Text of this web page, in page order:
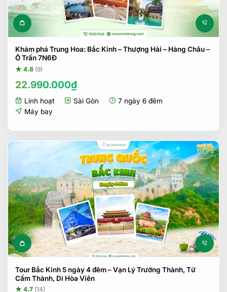
Khám phá Trung Hoa: Bắc Kinh – Thượng Hải – Hàng Châu –
Ô Trấn 7N6Đ
★ 4.8 (9)
22.990.000₫
Linh hoạt Sài Gòn
7 ngày 6 đêm
Máy bay
Tour Bắc Kinh 5 ngày 4 đêm – Vạn Lý Trường Thành, Tử
Cấm Thành, Di Hòa Viên
★ 4.7 (14)